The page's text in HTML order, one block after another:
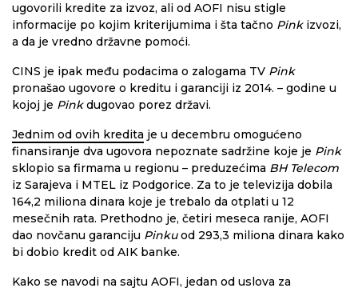
ugovorili kredite za izvoz, ali od AOFI nisu stigle
informacije po kojim kriterijumima i šta tačno Pinkizvozi,
a da je vredno državne pomoći.
CINS je ipak među podacima o zalogama TV Pink
pronašao ugovore o kreditu i garanciji iz 2014. – godine u
kojoj je Pinkdugovao porez državi.
Jednim od ovih kredita je u decembru omogućeno
finansiranje dva ugovora nepoznate sadržine koje je Pink
sklopio sa firmama u regionu – preduzećima BH Telecom
iz Sarajeva i MTEL iz Podgorice. Za to je televizija dobila
164,2 miliona dinara koje je trebalo da otplati u 12
mesečnih rata. Prethodno je, četiri meseca ranije, AOFI
dao novčanu garanciju Pinkuod 293,3 miliona dinara kako
bi dobio kredit od AIK banke.
Kako se navodi na sajtu AOFI, jedan od uslova za